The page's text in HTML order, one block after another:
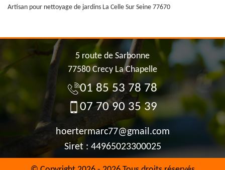
Artisan pour nettoyage de jardins La Celle Sur Seine 77670
5 route de Sarbonne
77580 Crecy La Chapelle
01 85 53 78 78
07 70 90 35 39
hoertermarc77@gmail.com
Siret : 44965023300025